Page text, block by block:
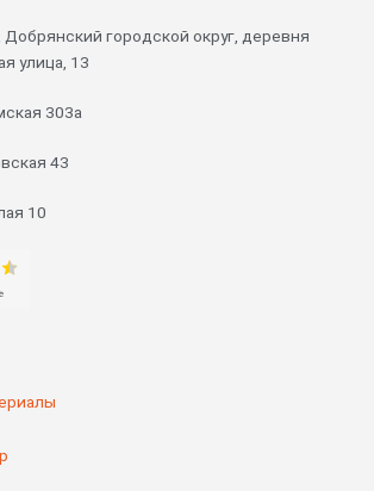
городской округ, деревня
улица, 13
303а
43
10